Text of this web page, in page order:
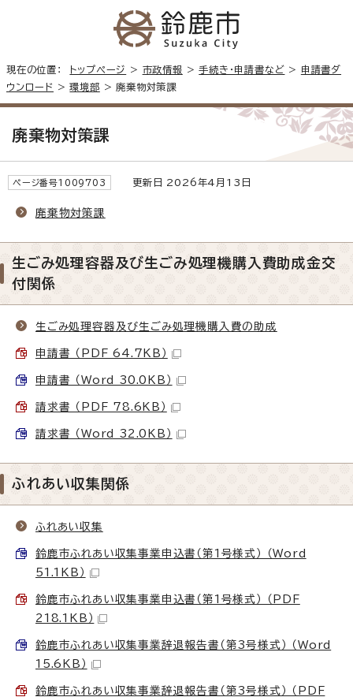
現在の位置： トップページ > 市政情報 >手続き・申請書など > 申請書ダ
ウンロード
>環境部 > 廃棄物対策課
廃棄物対策課
ページ番号1009703 更新日 2026年4月13日
廃棄物対策課
生ごみ処理容器及び生ごみ処理機購入費助成金交
付関係
生ごみ処理容器及び生ごみ処理機購入費の助成
申請書 （PDF 64.7KB）
申請書 （Word 30.0KB）
請求書 （PDF 78.6KB）
請求書 （Word 32.0KB）
ふれあい収集関係
ふれあい収集
鈴鹿市ふれあい収集事業申込書（第1号様式） （Word
51.1KB）
鈴鹿市ふれあい収集事業申込書（第1号様式） （PDF
218.1KB）
鈴鹿市ふれあい収集事業辞退報告書（第3号様式） （Word
15.6KB）
鈴鹿市ふれあい収集事業辞退報告書（第3号様式） （PDF